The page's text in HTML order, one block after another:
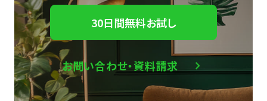
30日間無料お試し
お問い合わせ・資料請求